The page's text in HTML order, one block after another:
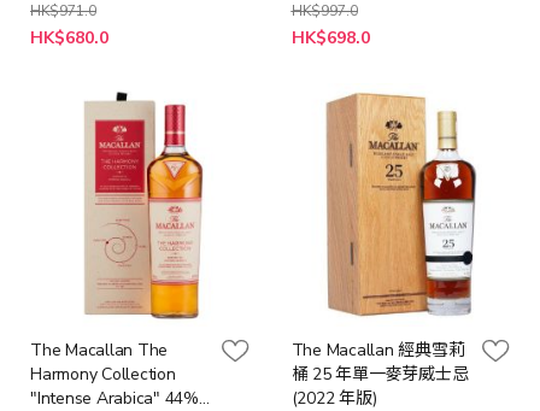
HK$971.0
特
殊
HK$680.0
HK$997.0
特
殊
HK$698.0
The Macallan The
Harmony Collection
"Intense Arabica" 44%
The Macallan 經典雪莉
桶 25 年單一麥芽威士忌
(2022 年版)